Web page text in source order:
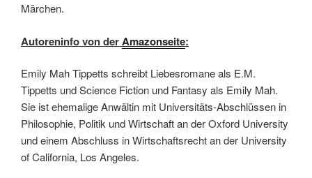
Märchen.
Autoreninfo von derAmazonseite:
Emily Mah Tippetts schreibt Liebesromane als E.M.
Tippetts und Science Fiction und Fantasy als Emily Mah.
Sie ist ehemalige Anwältin mit Universitäts-Abschlüssen in
Philosophie, Politik und Wirtschaft an der Oxford University
und einem Abschluss in Wirtschaftsrecht an der University
of California, Los Angeles.